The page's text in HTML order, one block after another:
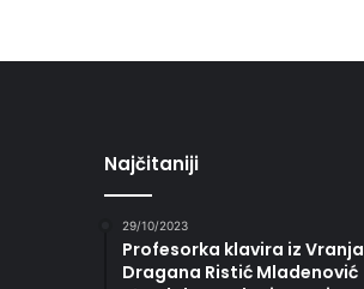
Najčitaniji
29/10/2023
Profesorka klavira iz Vranja
Dragana Ristić Mladenović